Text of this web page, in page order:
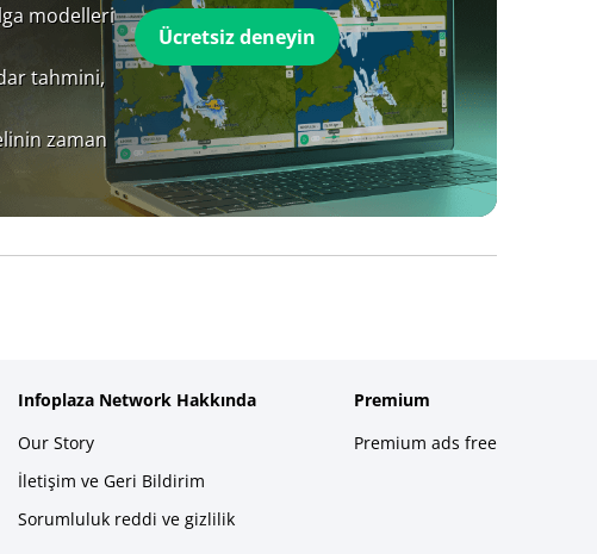
modelleri
tahmini,
zaman
Ücretsiz deneyin
Infoplaza Network Hakkında
Our Story
İletişim ve Geri Bildirim
Sorumluluk reddi ve gizlilik
Premium
Premium ads free